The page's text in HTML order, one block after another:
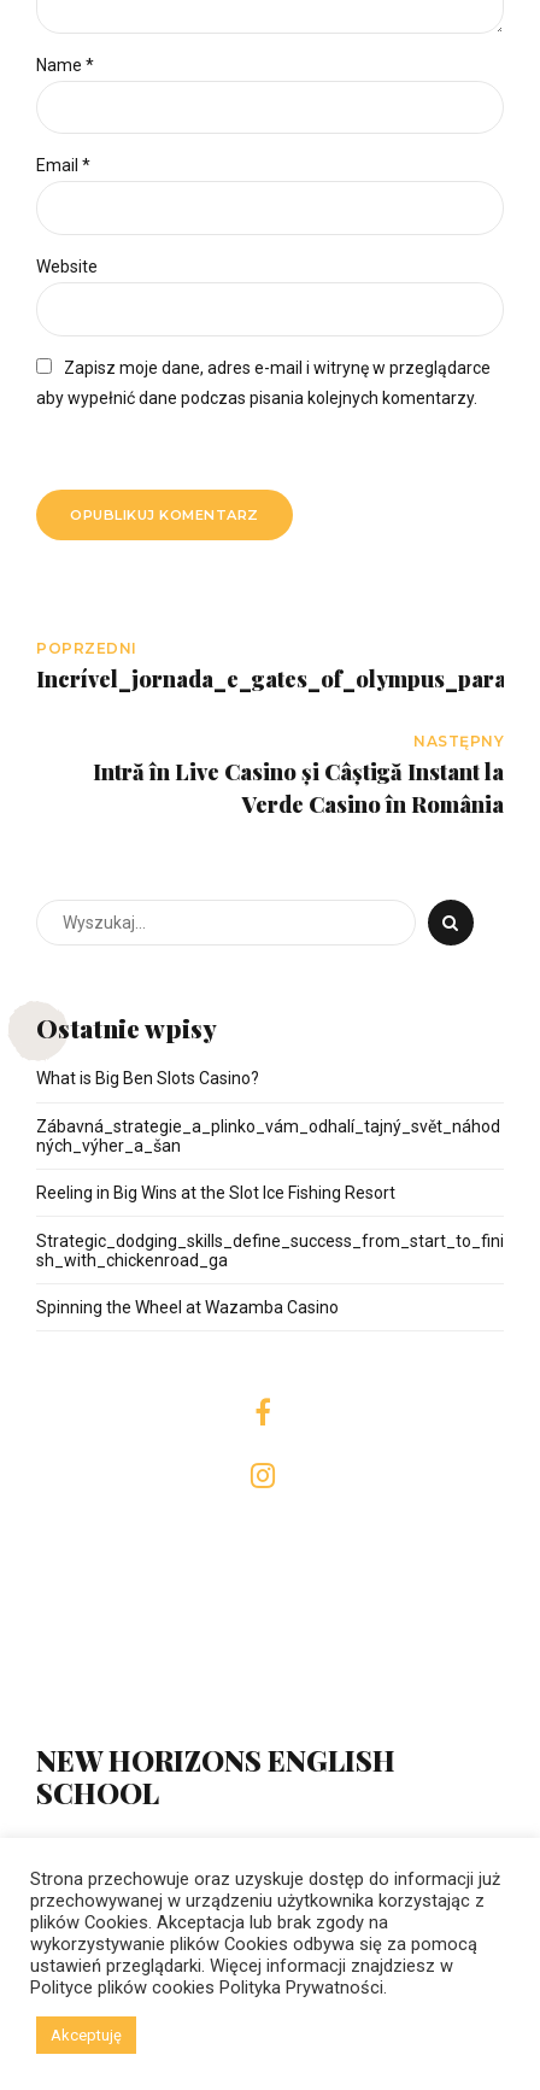
Name *
Email *
Website
Zapisz moje dane, adres e-mail i witrynę w przeglądarce
aby wypełnić dane podczas pisania kolejnych komentarzy.
OPUBLIKUJ KOMENTARZ
POPRZEDNI
NASTĘPNY
Intră în Live Casino și Câștigă Instant la
Verde Casino în România
Ostatnie wpisy
What is Big Ben Slots Casino?
Zábavná_strategie_a_plinko_vám_odhalí_tajný_svět_náhod
ných_výher_a_šan
Reeling in Big Wins at the Slot Ice Fishing Resort
Strategic_dodging_skills_define_success_from_start_to_fini
sh_with_chickenroad_ga
Spinning the Wheel at Wazamba Casino
NEW HORIZONS ENGLISH
SCHOOL
+22 299 06 02
+48 536 001 117
Pon., śr., pt: 10:00 - 19:00 | wt., czw.: 9:00 - 19:00
Szybki dostęp
Strona przechowuje oraz uzyskuje dostęp do informacji już
przechowywanej w urządzeniu użytkownika korzystając z
plików Cookies. Akceptacja lub brak zgody na
wykorzystywanie plików Cookies odbywa się za pomocą
ustawień przeglądarki. Więcej informacji znajdziesz w
Polityce plików cookies Polityka Prywatności.
Akceptuję